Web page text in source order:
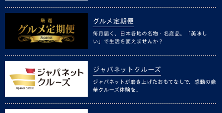
グルメ定期便
毎月届く、日本各地の名物・名産品。「美味し
い」で生活を変えませんか？
ジャパネットクルーズ
ジャパネットが磨き上げたおもてなしで、感動の豪
華クルーズ体験を。